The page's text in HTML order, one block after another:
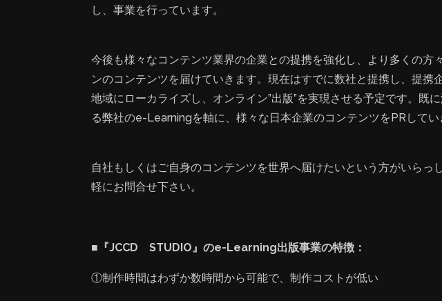
し、事業を行っています。
今後も様々なコンテンツ業界の企業との提携を強化し、より多くの方
ンのコンテンツを届けていきます。現在はすでに数社と提携し、提携
地域にローカライズし、オンライン”出版”を実現させる予定です。既
る弊社のe-Learningを軸に、様々な日本企業のコンテンツをPRしてい
自社もしくはご自身のコンテンツを世界へ届けたいという方がいらっ
軽にお問合せ下さい。
■『JCCD STUDIO』のe-Learning出版事業の特徴：
①制作時間はわずか数時間から可能で、制作コストが低い